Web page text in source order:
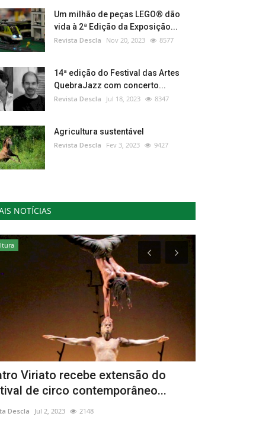
Um milhão de peças LEGO® dão
vida à 2ª Edição da Exposição...
Revista Descla Nov 20, 2023 8577
14ª edição do Festival das Artes
QuebraJazz com concerto...
Revista Descla Jul 18, 2023 8347
Agricultura sustentável
Revista Descla Fev 3, 2023 9427
NOTÍCIAS
Viriato recebe extensão do
de circo contemporâneo...
Descla Jul 2, 2023 2148